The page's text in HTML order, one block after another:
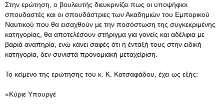
Στην ερώτηση, ο βουλευτής διευκρινίζει πως οι υποψήφιοι
σπουδαστές και οι σπουδάστριες των Ακαδημιών του Εμπορικού
Ναυτικού που θα εισαχθούν με την ποσόστωση της συγκεκριμένης
κατηγορίας, θα αποτελέσουν στήριγμα για γονείς και αδέλφια με
βαριά αναπηρία, ενώ κάνει σαφές ότι η ένταξή τους στην ειδική
κατηγορία, δεν συνιστά προνομιακή μεταχείριση.
Το κείμενο της ερώτησης του κ. Κ. Κατσαφάδου, έχει ως εξής:
«Κύριε Υπουργέ